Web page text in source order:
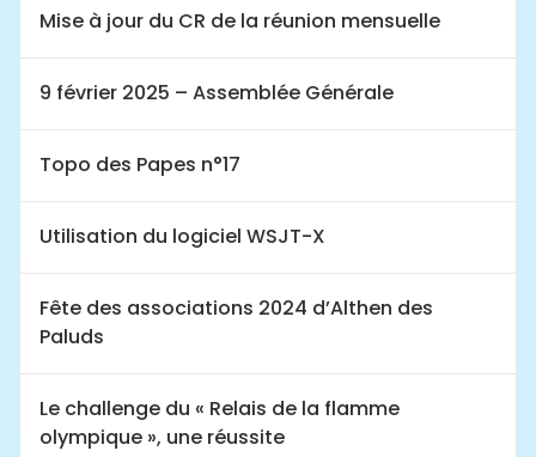
Mise à jour du CR de la réunion mensuelle
9 février 2025 – Assemblée Générale
Topo des Papes n°17
Utilisation du logiciel WSJT-X
Fête des associations 2024 d’Althen des
Paluds
Le challenge du « Relais de la flamme
olympique », une réussite